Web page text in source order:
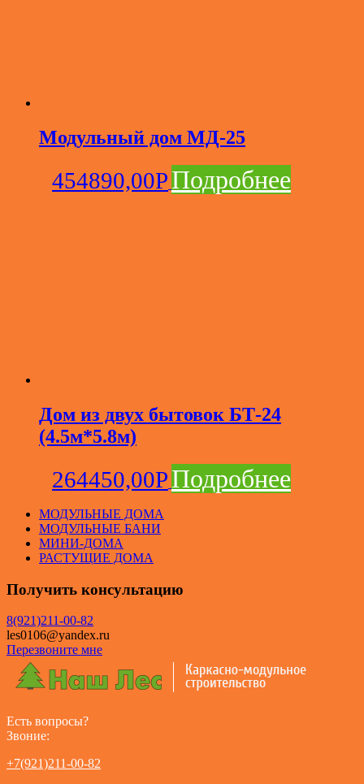
Модульный дом МД-25
454890,00РПодробнее
Дом из двух бытовок БТ-24
(4.5м*5.8м)
264450,00РПодробнее
МОДУЛЬНЫЕ ДОМА
МОДУЛЬНЫЕ БАНИ
МИНИ-ДОМА
РАСТУЩИЕ ДОМА
Получить консультацию
8(921)211-00-82
les0106@yandex.ru
Перезвоните мне
Есть вопросы?
Звоние:
+7(921)211-00-82